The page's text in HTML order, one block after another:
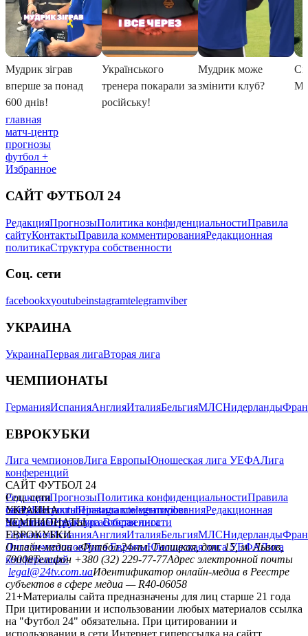
главная
матч-центр
прогнозы
футбол +
Избранное
САЙТ ФУТБОЛ 24
РедакцияПрогнозыПолитика конфиденциальностиПравила
сайтуКонтактыПравила комментированияРедакционная
политикаСтруктура собственности
Соц. сети
facebookxyoutubeinstagramtelegramviber
УКРАИНА
УкраинаПервая лигаВторая лига
ЧЕМПИОНАТЫ
ГерманияИспанияАнглияИталияБельгияМЛСНидерланды
ЕВРОКУБКИ
Лига чемпионовЛига ЕвропыЮношеская лига УЕФАЛига
конференций
САЙТ ФУТБОЛ 24
РедакцияПрогнозыПолитика конфиденциальностиПравила
сайтуКонтактыПравила комментированияРедакционная
политикаСтруктура собственности
Соц. сети
facebookxyoutubeinstagramtelegramviber
УКРАИНА
УкраинаПервая лигаВторая лига
ЧЕМПИОНАТЫ
ГерманияИспанияАнглияИталияБельгияМЛСНидерланды
ЕВРОКУБКИ
Лига чемпионовЛига ЕвропыЮношеская лига УЕФАЛига
конференций
Онлайн-медиа «Футбол 24»пл. Галицкая, дом. 15, м. Львов,
79008Телефон +380 (32) 229-77-77Адрес электронной почты
legal@24tv.com.uaИдентификатор онлайн-медиа в Реестре
субъектов в сфере медиа — R40-06058
21+Материалы сайта предназначены для лиц старше 21 года
При цитировании и использовании любых материалов ссылка
на "Футбол 24" обязательна. При цитировании и